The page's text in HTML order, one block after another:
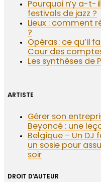
Pourquoi n’y a-t-
festivals de jazz ?
Lieux : comment
?
Opéras : ce qu’il
Cour des
Les synthèses de
ARTISTE
Gérer son
Beyoncé : une
Belgique – Un
un sosie pour
soir
DROIT D’AUTEUR